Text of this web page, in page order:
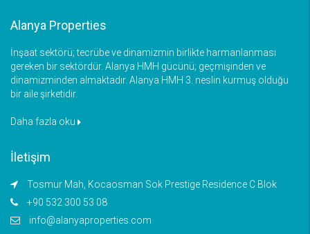
Alanya Properties
İnşaat sektörü; tecrübe ve dinamizmin birlikte harmanlanması
gereken bir sektördür. Alanya HMH gücünü; geçmişinden ve
dinamizminden almaktadır. Alanya HMH 3. neslin kurmuş olduğu
bir aile şirketidir.
Daha fazla oku
İletişim
Tosmur Mah, Kocaosman Sok Prestige Residence C Blok
+90 532 300 53 08
info@alanyaproperties.com